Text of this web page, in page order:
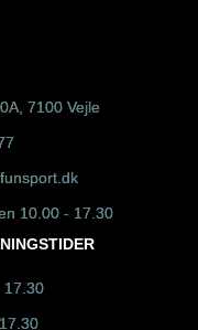
7100 Vejle
10.00 - 17.30
17.30